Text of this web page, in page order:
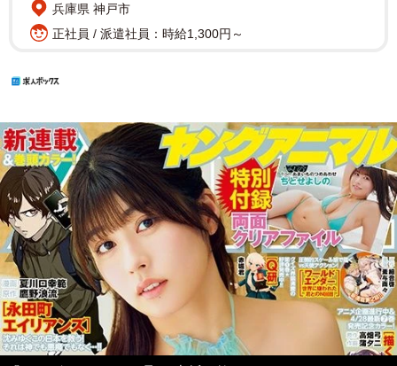
兵庫県 神戸市
正社員 / 派遣社員：時給1,300円～